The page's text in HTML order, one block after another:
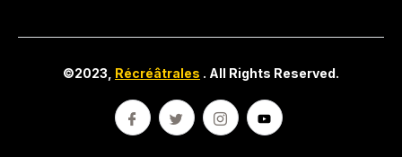
©2023, Récréâtrales . All Rights Reserved.